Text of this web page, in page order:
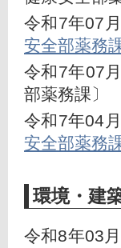
令和7年07
安全部薬務課
令和7年07
部薬務課〕
令和7年04
安全部薬務課
環境・建
令和8年03